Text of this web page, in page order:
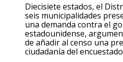
Diecisiete estados, el
seis municipalidades
una demanda contra el
estadounidense,
de añadir al censo una
ciudadanía del